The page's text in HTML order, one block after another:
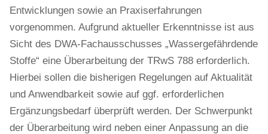
Entwicklungen sowie an Praxiserfahrungen
vorgenommen. Aufgrund aktueller Erkenntnisse ist aus
Sicht des DWA-Fachausschusses „Wassergefährdende
Stoffe“ eine Überarbeitung der TRwS 788 erforderlich.
Hierbei sollen die bisherigen Regelungen auf Aktualität
und Anwendbarkeit sowie auf ggf. erforderlichen
Ergänzungsbedarf überprüft werden. Der Schwerpunkt
der Überarbeitung wird neben einer Anpassung an die